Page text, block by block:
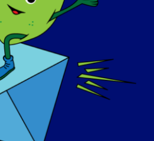
info.org/spotlight-
المنشور للمساعدة في
اللثة الغدد اللمفاوية الجلدي!